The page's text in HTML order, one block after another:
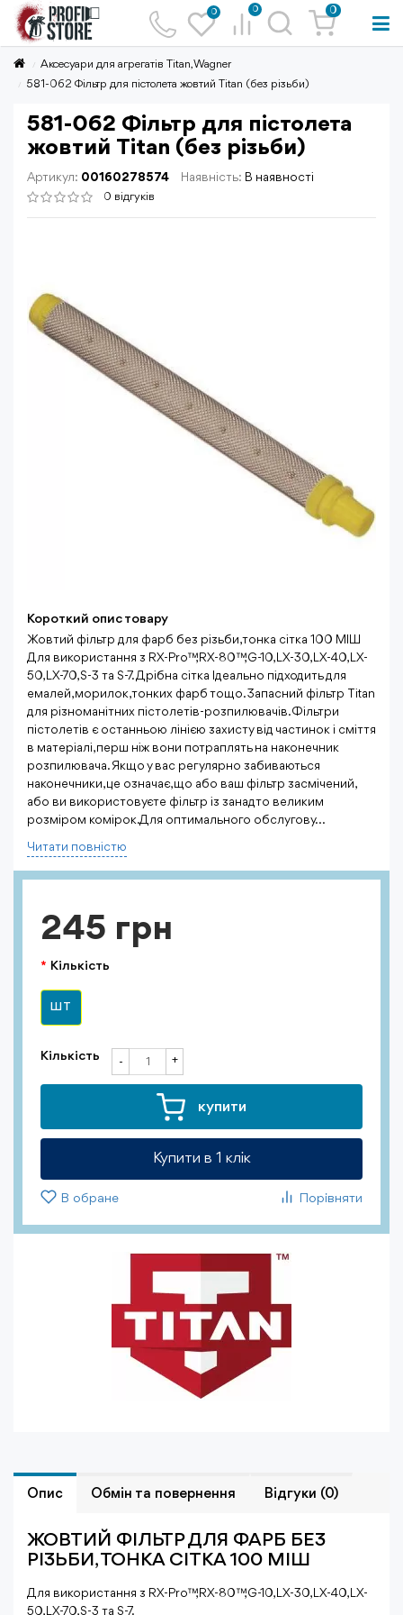
0 0 0
Аксесуари для агрегатів Titan, Wagner
581-062 Фільтр для пістолета жовтий Titan (без різьби)
581-062 Фільтр для пістолета
жовтий Titan (без різьби)
Артикул: 00160278574 Наявність: В наявності
0 відгуків
Короткий опис товару
Жовтий фільтр для фарб без різьби, тонка сітка 100 МІШ
Для використання з RX-Pro™, RX-80™, G-10, LX-30, LX-40, LX-
50, LX-70, S-3 та S-7. Дрібна сітка Ідеально підходить для
емалей, морилок, тонких фарб тощо. Запасний фільтр Titan
для різноманітних пістолетів-розпилювачів. Фільтри
пістолетів є останньою лінією захисту від частинок і сміття
в матеріалі, перш ніж вони потраплять на наконечник
розпилювача. Якщо у вас регулярно забиваються
наконечники, це означає, що або ваш фільтр засмічений,
або ви використовуєте фільтр із занадто великим
розміром комірок. Для оптимального обслугову...
Читати повнiстю
245 грн
Кількість
ШТ
Кількість +
-
купити
Купити в 1 клiк
Порівняти
В обране
Опис Обмiн та повернення Відгуки (0)
ЖОВТИЙ ФІЛЬТР ДЛЯ ФАРБ БЕЗ
РІЗЬБИ, ТОНКА СІТКА 100 МІШ
Для використання з RX-Pro™, RX-80™, G-10, LX-30, LX-40, LX-
50, LX-70, S-3 та S-7.